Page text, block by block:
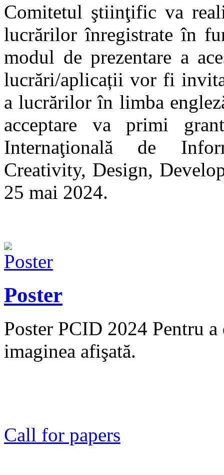
Comitetul ştiinţific va
lucrărilor înregistrate în
modul de prezentare a
lucrări/aplicații vor fi
a lucrărilor în limba
acceptare va primi
Internaţională de
Creativity, Design,
25 mai 2024.
Poster
Poster PCID 2024 Pentru
imaginea afişată.
Call for papers